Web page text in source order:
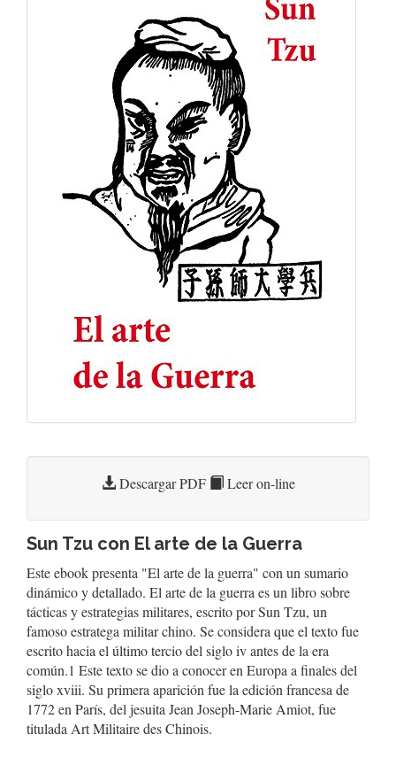
Descargar PDF Leer on-line
Sun Tzu con El arte de la Guerra
Este ebook presenta "El arte de la guerra" con un sumario
dinámico y detallado. El arte de la guerra es un libro sobre
tácticas y estrategias militares, escrito por Sun Tzu, un
famoso estratega militar chino. Se considera que el texto fue
escrito hacia el último tercio del siglo iv antes de la era
común.1 Este texto se dio a conocer en Europa a finales del
siglo xviii. Su primera aparición fue la edición francesa de
1772 en París, del jesuita Jean Joseph-Marie Amiot, fue
titulada Art Militaire des Chinois.